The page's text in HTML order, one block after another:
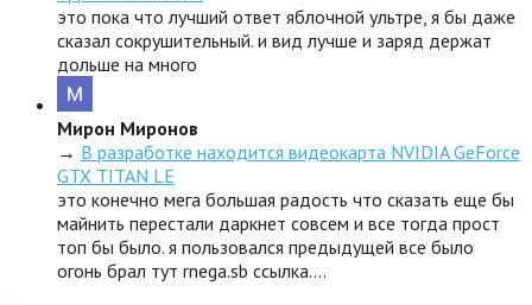
это пока что лучший ответ яблочной ультре, я бы даже
сказал сокрушительный. и вид лучше и заряд держат
дольше на много
Мирон Миронов
→ В разработке находится видеокарта NVIDIA GeForce
GTX TITAN LE
это конечно мега большая радость что сказать еще бы
майнить перестали даркнет совсем и все тогда прост
топ бы было. я пользовался предыдущей все было
огонь брал тут rnega.sb ссылка.…